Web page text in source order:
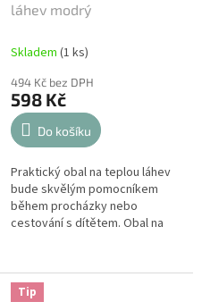
láhev modrý
Skladem (1 ks)
494 Kč bez DPH
598 Kč
Do košíku
Praktický obal na teplou láhev
bude skvělým pomocníkem
během procházky nebo
cestování s dítětem. Obal na
praktickým lehkým...
Tip